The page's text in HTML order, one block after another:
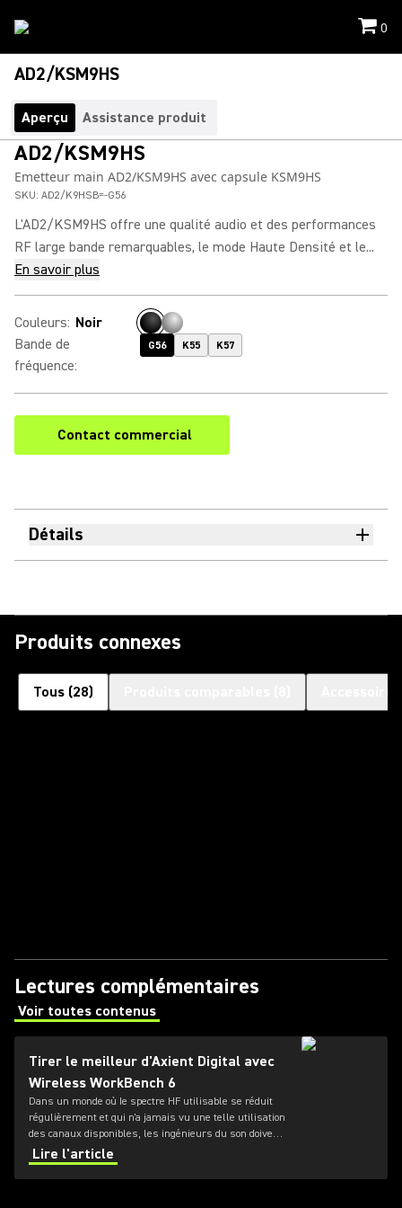
0
AD2/KSM9HS
Aperçu Assistance produit
AD2/KSM9HS
Emetteur main AD2/KSM9HS avec capsule KSM9HS
SKU: AD2/K9HSB=-G56
L'AD2/KSM9HS offre une qualité audio et des performances
RF large bande remarquables, le mode Haute Densité et le...
En savoir plus
Couleurs: Noir
Bande de
fréquence:
G56 K55 K57
Contact commercial
Détails
Produits connexes
Tous (28)
Lectures complémentaires
Voir toutes contenus
(Opens in a new tab)
Tirer le meilleur d'Axient Digital avec
Wireless WorkBench 6
Dans un monde où Ie spectre HF utilisable se réduit
régulièrement et qui n'a jamais vu une telle utilisation
des canaux disponibles, les ingénieurs du son doivent
passer de plus en plus de temps à gérer les
environnements radio fréquence (RF) dans lesquels
ils évoluent.
Lire l'article